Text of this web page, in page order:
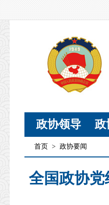
政协领导 政
首页 > 政协要闻
全国政协